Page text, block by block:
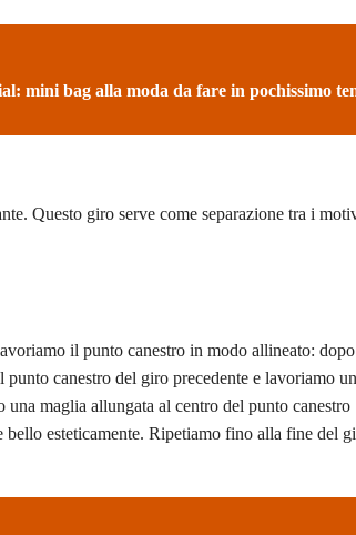
mini bag alla moda da fare in pochissimo
Questo giro serve come separazione tra i
il punto canestro in modo allineato:
canestro del giro precedente e lavoriamo
maglia allungata al centro del punto canestro
esteticamente. Ripetiamo fino alla fine del